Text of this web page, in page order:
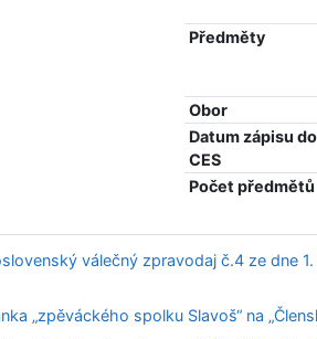
Předměty
Obor
Datum zápisu do
CES
Počet předmětů